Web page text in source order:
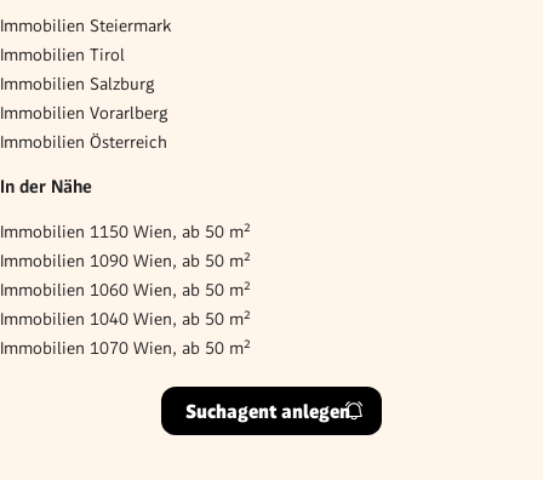
Immobilien Steiermark
Immobilien Tirol
Immobilien Salzburg
Immobilien Vorarlberg
Immobilien Österreich
In der Nähe
Immobilien 1150 Wien, ab 50 m²
Immobilien 1090 Wien, ab 50 m²
Immobilien 1060 Wien, ab 50 m²
Immobilien 1040 Wien, ab 50 m²
Immobilien 1070 Wien, ab 50 m²
Suchagent anlegen